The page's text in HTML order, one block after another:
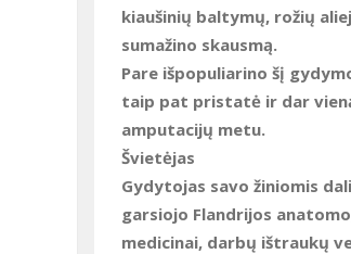
kiaušinių baltymų, rožių
sumažino skausmą.
Pare išpopuliarino šį
taip pat pristatė ir dar
amputacijų metu.
Švietėjas
Gydytojas savo žiniomis
garsiojo Flandrijos
medicinai, darbų ištraukų